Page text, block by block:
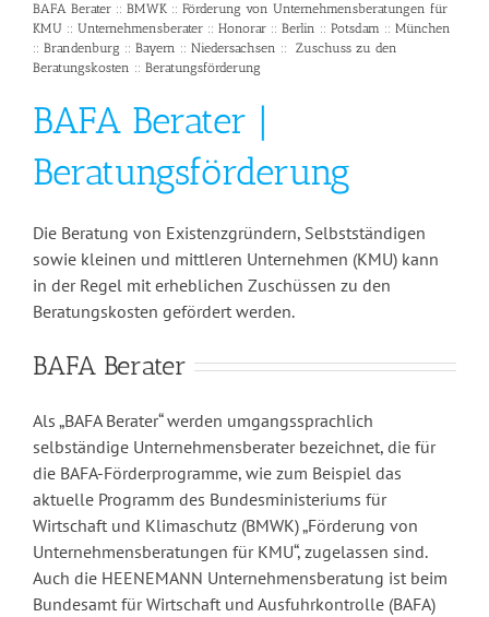
BAFA Berater :: BMWK :: Förderung von Unternehmensberatungen für
KMU :: Unternehmensberater :: Honorar :: Berlin :: Potsdam :: München
:: Brandenburg :: Bayern :: Niedersachsen :: Zuschuss zu den
Beratungskosten :: Beratungsförderung
BAFA Berater |
Beratungsförderung
Die Beratung von Existenzgründern, Selbstständigen
sowie kleinen und mittleren Unternehmen (KMU) kann
in der Regel mit erheblichen Zuschüssen zu den
Beratungskosten gefördert werden.
BAFA Berater
Als „BAFA Berater“ werden umgangssprachlich
selbständige Unternehmensberater bezeichnet, die für
die BAFA-Förderprogramme, wie zum Beispiel das
aktuelle Programm des Bundesministeriums für
Wirtschaft und Klimaschutz (BMWK) „Förderung von
Unternehmensberatungen für KMU“, zugelassen sind.
Auch die HEENEMANN Unternehmensberatung ist beim
Bundesamt für Wirtschaft und Ausfuhrkontrolle (BAFA)